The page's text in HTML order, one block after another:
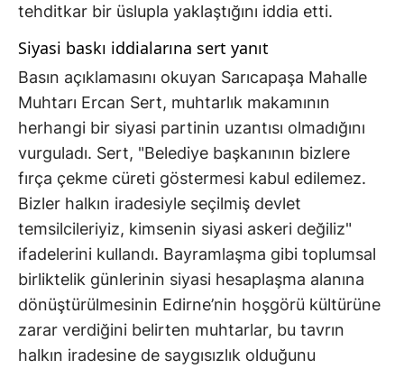
tehditkar bir üslupla yaklaştığını iddia etti.
Siyasi baskı iddialarına sert yanıt
Basın açıklamasını okuyan Sarıcapaşa Mahalle
Muhtarı Ercan Sert, muhtarlık makamının
herhangi bir siyasi partinin uzantısı olmadığını
vurguladı. Sert, "Belediye başkanının bizlere
fırça çekme cüreti göstermesi kabul edilemez.
Bizler halkın iradesiyle seçilmiş devlet
temsilcileriyiz, kimsenin siyasi askeri değiliz"
ifadelerini kullandı. Bayramlaşma gibi toplumsal
birliktelik günlerinin siyasi hesaplaşma alanına
dönüştürülmesinin Edirne’nin hoşgörü kültürüne
zarar verdiğini belirten muhtarlar, bu tavrın
halkın iradesine de saygısızlık olduğunu